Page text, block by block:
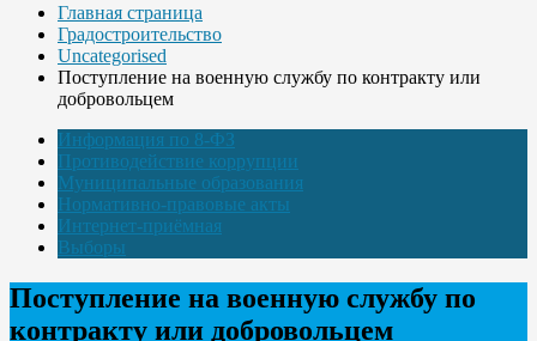
Главная страница
Градостроительство
Uncategorised
Поступление на военную службу по контракту или
добровольцем
Информация по 8-ФЗ
Противодействие коррупции
Муниципальные образования
Нормативно-правовые акты
Интернет-приёмная
Выборы
Поступление на военную службу по
контракту или добровольцем